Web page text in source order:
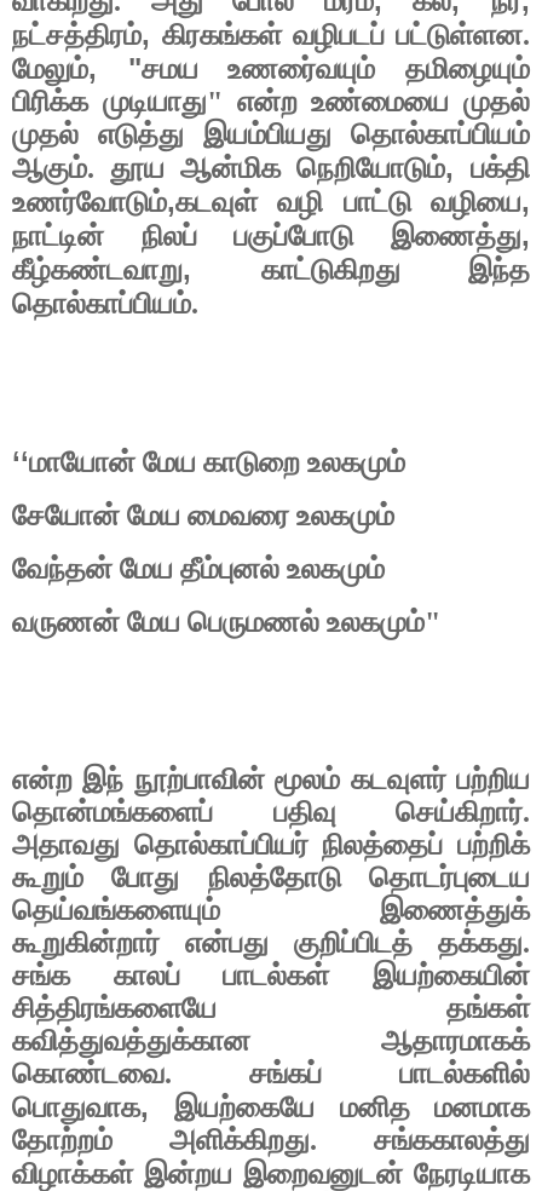
நட்சத்திரம், கிரகங்கள் வழிபடப் பட்டுள்ளன.
மேலும், "சமய உணரை்வயும் தமிழையும்
பிரிக்க முடியாது" என்ற உண்மையை முதல்
முதல் எடுத்து இயம்பியது தொல்காப்பியம்
ஆகும். தூய ஆன்மிக நெறியோடும், பக்தி
உணர்வோடும்,கடவுள் வழி பாட்டு வழியை,
நாட்டின் நிலப் பகுப்போடு இணைத்து,
கீழ்கண்டவாறு, காட்டுகிறது இந்த
தொல்காப்பியம்.
‘‘மாயோன் மேய காடுறை உலகமும்
சேயோன் மேய மைவரை உலகமும்
வேந்தன் மேய தீம்புனல் உலகமும்
வருணன் மேய பெருமணல் உலகமும்"
என்ற இந் நூற்பாவின் மூலம் கடவுளர் பற்றிய
தொன்மங்களைப் பதிவு செய்கிறார்.
அதாவது தொல்காப்பியர் நிலத்தைப் பற்றிக்
கூறும் போது நிலத்தோடு தொடர்புடைய
தெய்வங்களையும் இணைத்துக்
கூறுகின்றார் என்பது குறிப்பிடத் தக்கது.
சங்க காலப் பாடல்கள் இயற்கையின்
சித்திரங்களையே தங்கள்
கவித்துவத்துக்கான ஆதாரமாகக்
கொண்டவை. சங்கப் பாடல்களில்
பொதுவாக,இயற்கையே மனித மனமாக
தோற்றம் அளிக்கிறது. சங்ககாலத்து
விழாக்கள் இன்றய இறைவனுடன் நேரடியாக